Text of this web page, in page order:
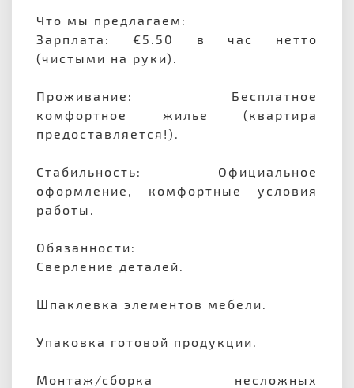
Что мы предлагаем:
Зарплата: €5.50 в час нетто
(чистыми на руки).
Проживание: Бесплатное
комфортное жилье (квартира
предоставляется!).
Стабильность: Официальное
оформление, комфортные условия
работы.
Обязанности:
Сверление деталей.
Шпаклевка элементов мебели.
Упаковка готовой продукции.
Монтаж/сборка несложных